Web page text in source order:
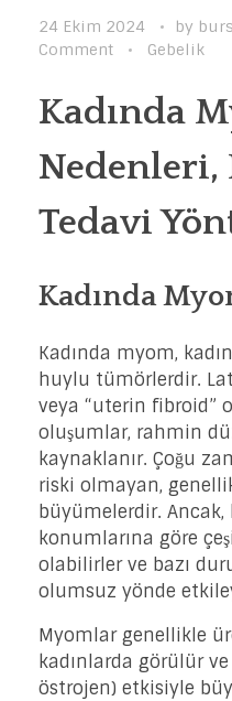
24 Ekim 2024 by
Comment
Gebelik
Kadında
Tedavi
Kadında
Kadında myom,
huylu tümörlerdir.
veya “uterin fibroid”
oluşumlar, rahmin
kaynaklanır. Çoğu
riski olmayan,
büyümelerdir. Ancak,
konumlarına göre
olabilirler ve bazı
olumsuz yönde
Myomlar genellikle
kadınlarda görülür
östrojen) etkisiyle